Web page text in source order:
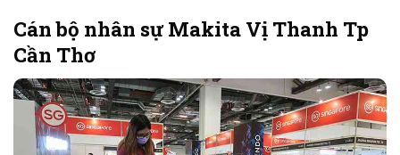
Cán bộ nhân sự Makita Vị Thanh Tp
Cần Thơ